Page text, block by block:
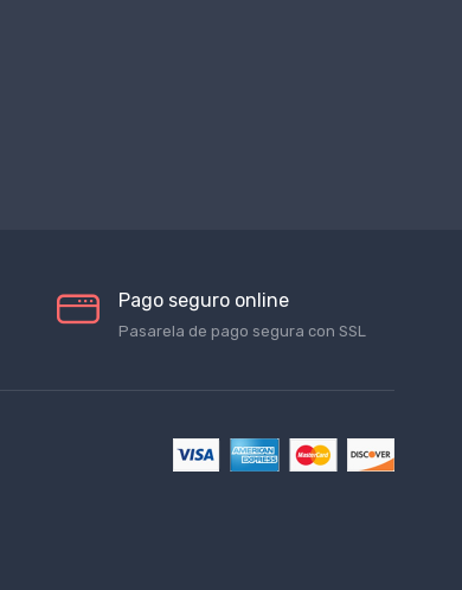
Pago seguro online
Pasarela de pago segura con SSL